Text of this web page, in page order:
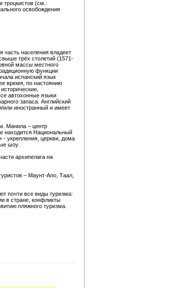
троцкистов (см.:
освобождения
часть населения владеет
трёх столетий (1571-
массы местного
функции
испанский язык
время, по настоянию
автохонные языки
запаса. Английский
или иностранный и имеет
Манила – центр
находится Национальный
- укрепления, церкви, дома
шоу.
архипелага на
– Маунт-Апо, Таал,
почти все виды туризма:
в стране, конфликты
пляжного туризма.